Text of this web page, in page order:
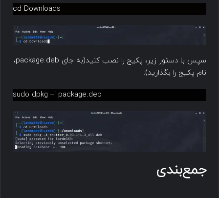
cd Downloads
سپس با دستور زیر، پکیج را نصب کنید(به جای package.deb،
نام پکیج را بگذارید):
sudo dpkg –i package.deb
جمع‌بندی